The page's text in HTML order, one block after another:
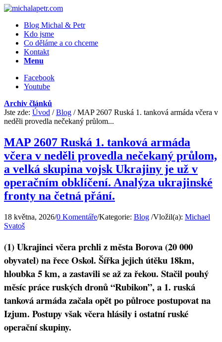
Blog Michal & Petr
Kdo jsme
Co děláme a co chceme
Kontakt
Menu
Facebook
Youtube
Archiv článků
Jste zde: Úvod / Blog / MAP 2607 Ruská 1. tanková armáda včera v
neděli provedla nečekaný průlom...
MAP 2607 Ruská 1. tanková armáda
včera v neděli provedla nečekaný průlom,
a velká skupina vojsk Ukrajiny je už v
operačním obklíčení. Analýza ukrajinské
fronty na četná přání.
18 května, 2026/0 Komentáře/Kategorie: Blog /Vložil(a): Michael
Svatoš
(1) Ukrajinci včera prchli z města Borova (20 000
obyvatel) na řece Oskol. Šířka jejich útěku 18km,
hloubka 5 km, a zastavili se až za řekou. Stačil pouhý
měsíc práce ruských dronů “Rubikon”, a 1. ruská
tanková armáda začala opět po půlroce postupovat na
Izjum. Postupy však včera hlásily i ostatní ruské
operační skupiny.